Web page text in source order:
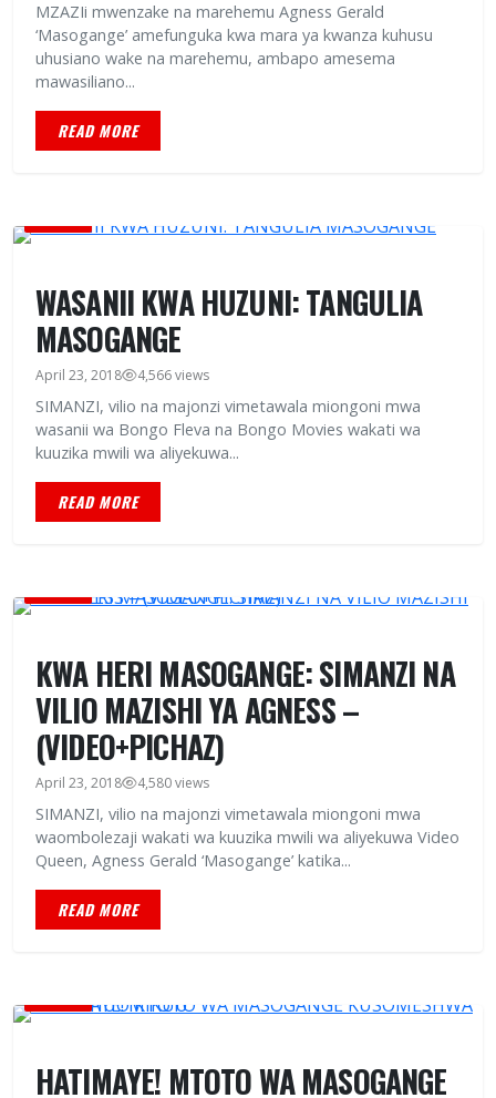
MZAZIi mwenzake na marehemu Agness Gerald
‘Masogange’ amefunguka kwa mara ya kwanza kuhusu
uhusiano wake na marehemu, ambapo amesema
mawasiliano...
READ MORE
WASANII KWA HUZUNI: TANGULIA
MASOGANGE
April 23, 2018 4,566 views
SIMANZI, vilio na majonzi vimetawala miongoni mwa
wasanii wa Bongo Fleva na Bongo Movies wakati wa
kuuzika mwili wa aliyekuwa...
READ MORE
KWA HERI MASOGANGE: SIMANZI NA
VILIO MAZISHI YA AGNESS –
(VIDEO+PICHAZ)
April 23, 2018 4,580 views
SIMANZI, vilio na majonzi vimetawala miongoni mwa
waombolezaji wakati wa kuuzika mwili wa aliyekuwa Video
Queen, Agness Gerald ‘Masogange’ katika...
READ MORE
HATIMAYE! MTOTO WA MASOGANGE